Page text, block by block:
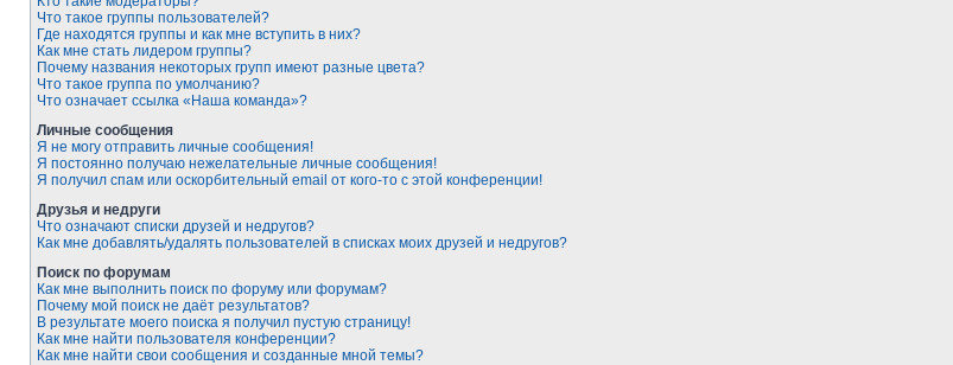
Что такое группы пользователей?
Где находятся группы и как мне вступить в них?
Как мне стать лидером группы?
Почему названия некоторых групп имеют разные цвета?
Что такое группа по умолчанию?
Что означает ссылка «Наша команда»?
Личные сообщения
Я не могу отправить личные сообщения!
Я постоянно получаю нежелательные личные сообщения!
Я получил спам или оскорбительный email от кого-то с этой конференции!
Друзья и недруги
Что означают списки друзей и недругов?
Как мне добавлять/удалять пользователей в списках моих друзей и недругов?
Поиск по форумам
Как мне выполнить поиск по форуму или форумам?
Почему мой поиск не даёт результатов?
В результате моего поиска я получил пустую страницу!
Как мне найти пользователя конференции?
Как мне найти свои сообщения и созданные мной темы?